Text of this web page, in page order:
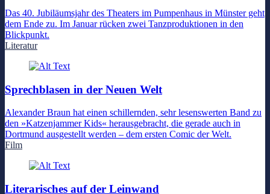
Das 40. Jubiläumsjahr des Theaters im Pumpenhaus in Münster geht
dem Ende zu. Im Januar rücken zwei Tanzproduktionen in den
Blickpunkt.
Literatur
Sprechblasen in der Neuen Welt
Alexander Braun hat einen schillernden, sehr lesenswerten Band zu
den »Katzenjammer Kids« herausgebracht, die gerade auch in
Dortmund ausgestellt werden – dem ersten Comic der Welt.
Film
Literarisches auf der Leinwand